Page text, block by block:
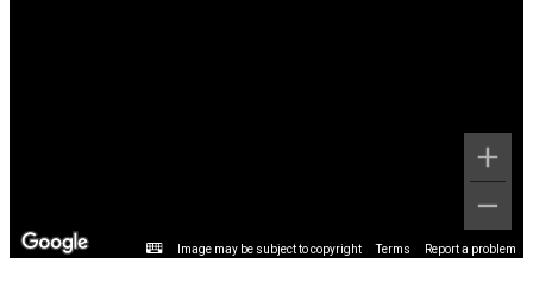
Image may be subject to copyright Terms Report a problem